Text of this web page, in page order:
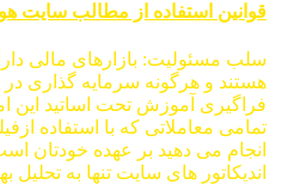
قوانین استفاده از مطالب سایت هوش
سلب مسئولیت: بازارهای مالی دارای
هستند و هرگونه سرمایه گذاری در این
فراگیری آموزش تحت اساتید این امر
تمامی معاملاتی که با استفاده
انجام می دهید بر عهده خودتان است و
اندیکاتور های سایت تنها به تحلیل